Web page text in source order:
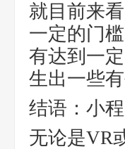
就目前来
一定的门
有达到一
生出一些
结语：小
无论是VR